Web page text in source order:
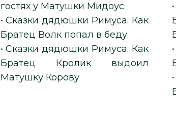
гостях у Матушки Мидоус
•Сказки дядюшки Римуса. Как
Братец Волк попал в беду
•Сказки дядюшки Римуса. Как
Братец Кролик выдоил
Матушку Корову
•
•
•